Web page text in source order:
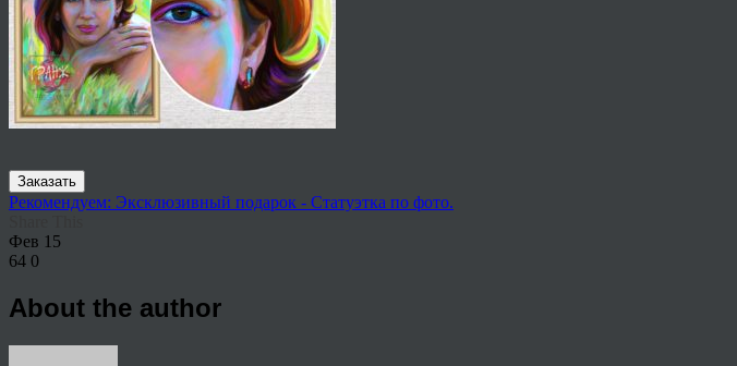
Заказать
Рекомендуем: Эксклюзивный подарок - Статуэтка по фото.
Фев 15
64 0
About the author